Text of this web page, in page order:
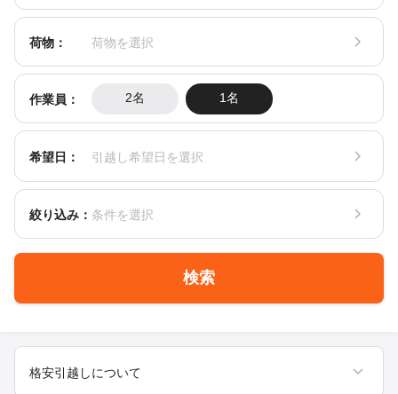
荷物： 荷物を選択
作業員： 2名 1名
希望日： 引越し希望日を選択
絞り込み： 条件を選択
検索
格安引越しについて